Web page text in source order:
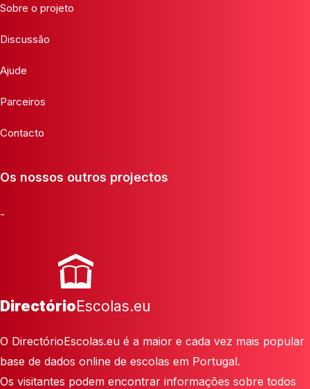
Sobre o projeto
Discussão
Ajude
Parceiros
Contacto
Os nossos outros projectos
-
DirectórioEscolas.eu
O DirectórioEscolas.eu é a maior e cada vez mais popular
base de dados online de escolas em Portugal.
Os visitantes podem encontrar informações sobre todos